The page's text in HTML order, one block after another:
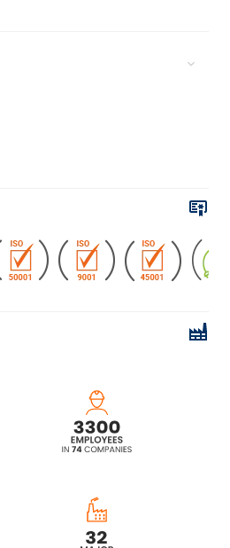
45)
6)
FLAKES (PEG-60)
FLAKES (PEG-100)
16)